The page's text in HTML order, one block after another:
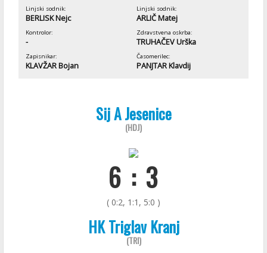
Linjski sodnik:
BERLISK Nejc
Linjski sodnik:
ARLIČ Matej
Kontrolor:
-
Zdravstvena oskrba:
TRUHAČEV Urška
Zapisnikar:
KLAVŽAR Bojan
Časomerilec:
PANJTAR Klavdij
Sij A Jesenice
(HDJ)
6 : 3
( 0:2, 1:1, 5:0 )
HK Triglav Kranj
(TRI)